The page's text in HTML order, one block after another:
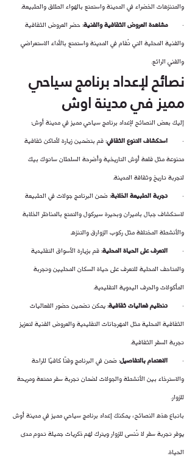
والمتنزهات الخضراء في المدينة واستمتع بالهواء الطلق والطبيعة.
· مشاهدة العروض الثقافية والفنية: حضر العروض الثقافية
والفنية المحلية التي تُقام في المدينة واستمتع بالأداء الاستعراضي
والفني الرائع.
نصائح لإعداد برنامج سياحي
مميز في مدينة اوش
إليك بعض النصائح لإعداد برنامج سياحي مميز في مدينة أوش:
· استكشاف التنوع الثقافي: قم بتضمين زيارة لأماكن ثقافية
متنوعة مثل قلعة أوش التاريخية وأضرحة السلطان ساتوك بيك
لتجربة تاريخ وثقافة المدينة.
· تجربة الطبيعة الخلابة: ضمن البرنامج جولات في الطبيعة
لاستكشاف جبال باميران وبحيرة سيركول والتمتع بالمناظر الخلابة
والأنشطة المختلفة مثل ركوب الزوارق والتنزه.
· التعرف على الحياة المحلية: قم بزيارة الأسواق التقليدية
والمتاحف المحلية للتعرف على حياة السكان المحليين وتجربة
المأكولات والحرف اليدوية التقليدية.
· تنظيم فعاليات ثقافية: يمكن تضمين حضور الفعاليات
الثقافية المحلية مثل المهرجانات التقليدية والعروض الفنية لتعزيز
تجربة السفر الثقافية.
· الاهتمام بالتفاصيل: ضمن في البرنامج وقتًا كافيًا للراحة
والاسترخاء بين الأنشطة والجولات لضمان تجربة سفر ممتعة ومريحة
للزوار.
باتباع هذه النصائح، يمكنك إعداد برنامج سياحي مميز في مدينة أوش
يوفر تجربة سفر لا تُنسى للزوار ويترك لهم ذكريات جميلة تدوم مدى
الحياة.